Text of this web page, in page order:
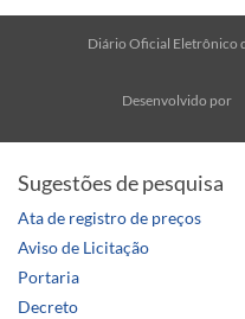
Diário Oficial Eletrônico
Desenvolvido por
Sugestões de pesquisa
Ata de registro de preços
Aviso de Licitação
Portaria
Decreto